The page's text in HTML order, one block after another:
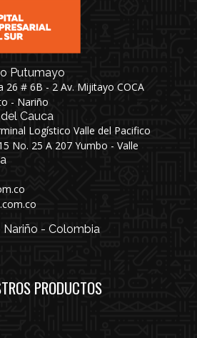
Putumayo
26 # 6B - 2 Av. Mijitayo COCA
- Nariño
Cauca
Logístico Valle del Pacifico
No. 25 A 207 Yumbo - Valle
Nariño - Colombia
PRODUCTOS